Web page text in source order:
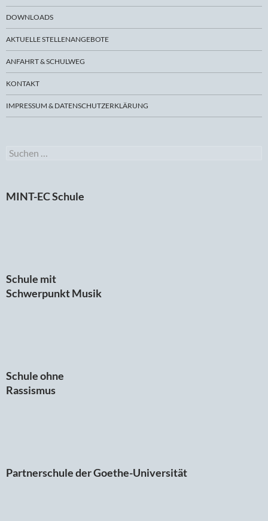
DOWNLOADS
AKTUELLE STELLENANGEBOTE
ANFAHRT & SCHULWEG
KONTAKT
IMPRESSUM & DATENSCHUTZERKLÄRUNG
Suchen
MINT-EC Schule
Schule mit
Schwerpunkt Musik
Schule ohne
Rassismus
Partnerschule der Goethe-Universität